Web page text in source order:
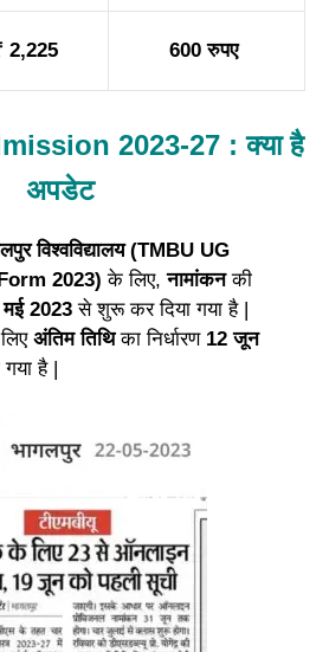
2,225 600 रुपए
2023-27 : क्या है
अपडेट
विश्वविद्यालय (TMBU UG
2023)के लिए,नामांकनकी
मई 2023 से शुरू कर दिया गया है |
अंतिम तिथिका निर्धारण 12 जून
है |